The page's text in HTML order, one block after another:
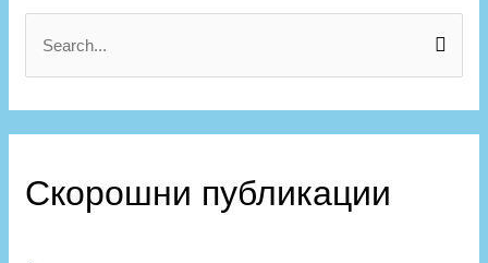
e
a
c
Скорошни публикации
и